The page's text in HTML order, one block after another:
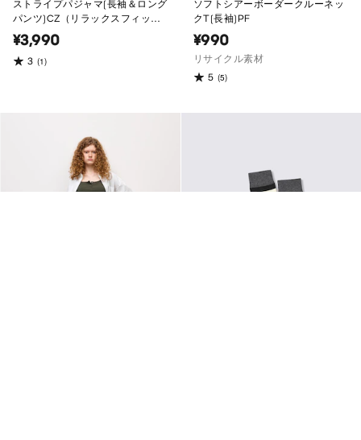
ストライプパジャマ(長袖＆ロング
パンツ)CZ（リラックスフィッ
ト）
¥3,990
3 (1)
ソフトシアーボーダークルーネッ
クT(長袖)PF
¥990
リサイクル素材
5 (5)